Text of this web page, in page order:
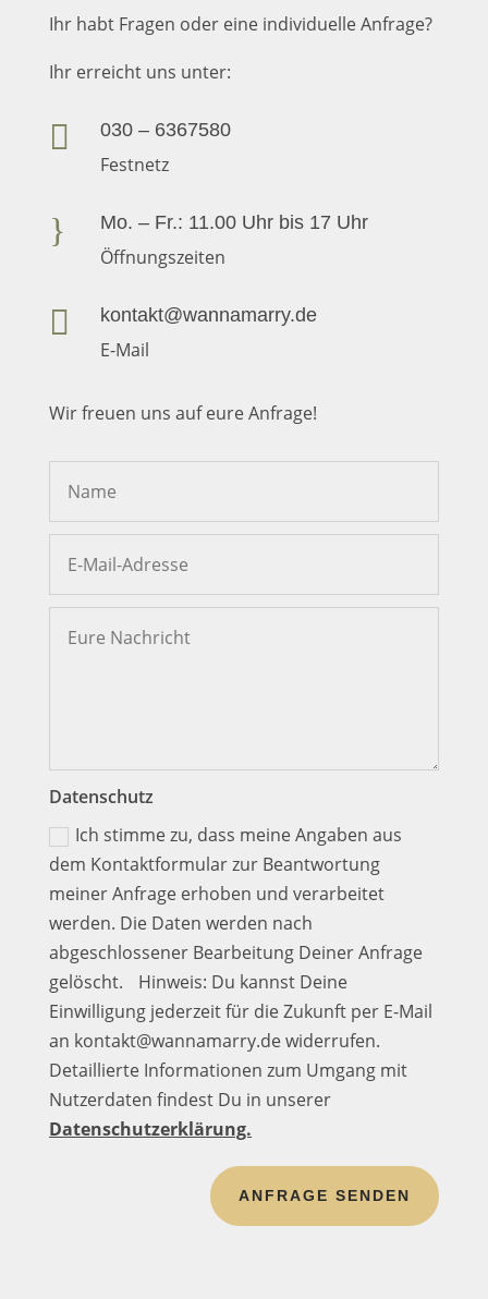
Ihr habt Fragen oder eine individuelle Anfrage?
Ihr erreicht uns unter:
 030 – 6367580
Festnetz
} Mo. – Fr.: 11.00 Uhr bis 17 Uhr
Öffnungszeiten
 kontakt@wannamarry.de
E-Mail
Wir freuen uns auf eure Anfrage!
Datenschutz
Ich stimme zu, dass meine Angaben aus
dem Kontaktformular zur Beantwortung
meiner Anfrage erhoben und verarbeitet
werden. Die Daten werden nach
abgeschlossener Bearbeitung Deiner Anfrage
gelöscht. Hinweis: Du kannst Deine
Einwilligung jederzeit für die Zukunft per E-Mail
an kontakt@wannamarry.de widerrufen.
Detaillierte Informationen zum Umgang mit
Nutzerdaten findest Du in unserer
Datenschutzerklärung.
ANFRAGE SENDEN